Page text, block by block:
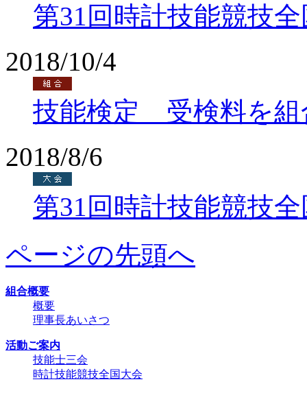
第31回時計技能競技
2018/10/4
技能検定 受検料を組
2018/8/6
第31回時計技能競技
ページの先頭へ
組合概要
概要
理事長あいさつ
活動ご案内
技能士三会
時計技能競技全国大会